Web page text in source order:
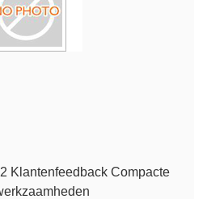
Klantenfeedback Compacte